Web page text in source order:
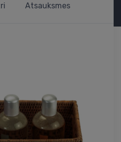
Atsauksmes